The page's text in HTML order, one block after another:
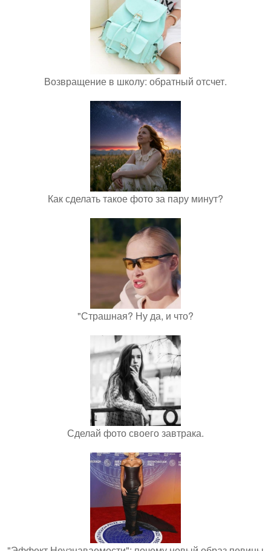
Возвращение в школу: обратный отсчет.
Как сделать такое фото за пару минут?
"Страшная? Ну да, и что?
Сделай фото своего завтрака.